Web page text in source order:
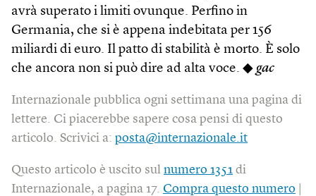
avrà superato i limiti ovunque. Perfino in
Germania, che si è appena indebitata per 156
miliardi di euro. Il patto di stabilità è morto. È solo
che ancora non si può dire ad alta voce. ◆ gac
Internazionale pubblica ogni settimana una pagina di
lettere. Ci piacerebbe sapere cosa pensi di questo
articolo. Scrivici a: posta@internazionale.it
Questo articolo è uscito sul numero 1351 di
Internazionale, a pagina 17. Compra questo numero